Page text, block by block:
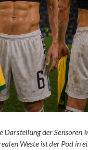
Darstellung der Sensoren
Weste ist der Pod in